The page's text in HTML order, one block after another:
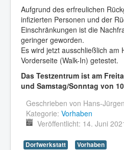
Aufgrund des erfreulichen
infizierten Personen und der
Einschränkungen ist die
geringer geworden.
Es wird jetzt ausschließlich am
Vorderseite (Walk-In) getestet.
Das Testzentrum ist am
und Samstag/Sonntag von
Geschrieben von Hans-
Kategorie: Vorhaben
Veröffentlicht: 14. Juni
Dorfwerkstatt Vorhaben